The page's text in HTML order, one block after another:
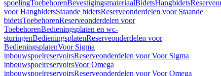
spoelingToebehorenBevestigingsmateriaalBidetsHangbidets
voor HangbidetsStaande bidetsReserveonderdelen voor Staande
bidetsToebehorenReserveonderdelen voor
ToebehorenBedieningsplaten en wc-
sturingenBedieningsplatenReserveonderdelen voor
BedieningsplatenVoor Sigma
inbouwspoelreservoirsReserveonderdelen voor Voor Sigma
inbouwspoelreservoirsVoor Omega
inbouwspoelreservoirsReserveonderdelen voor Voor Omega